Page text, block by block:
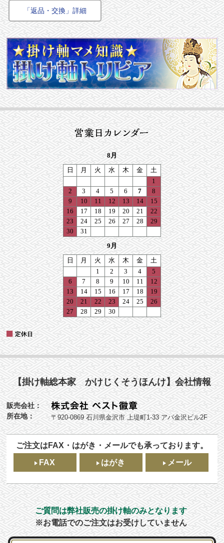
「返品・交換」詳細
【掛け軸総本家 かけじくそうほんけ】会社情報
販売会社：
所在地：
〒920-0869 石川県金沢市 上堤町1-33 アパ金沢ビル2F
ご注文はFAX・はがき・メールでも承っております。
FAX
はがき メール
ご質問は弊社販売の掛け軸のみとなります
※お電話でのご注文はお受けしていません